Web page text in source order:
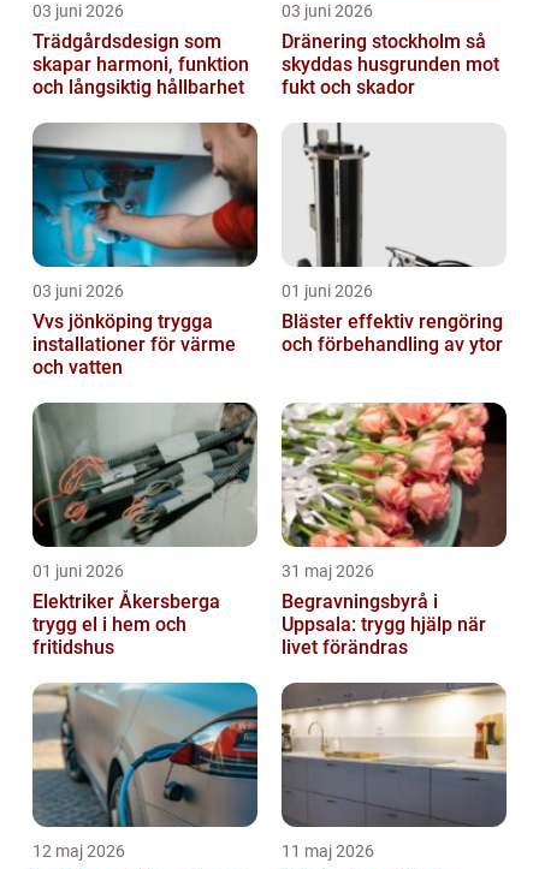
03 juni 2026
Trädgårdsdesign som
skapar harmoni, funktion
och långsiktig hållbarhet
03 juni 2026
Dränering stockholm så
skyddas husgrunden mot
fukt och skador
03 juni 2026
Vvs jönköping trygga
installationer för värme
och vatten
01 juni 2026
Bläster effektiv rengöring
och förbehandling av ytor
01 juni 2026
Elektriker Åkersberga
trygg el i hem och
fritidshus
31 maj 2026
Begravningsbyrå i
Uppsala: trygg hjälp när
livet förändras
12 maj 2026 11 maj 2026